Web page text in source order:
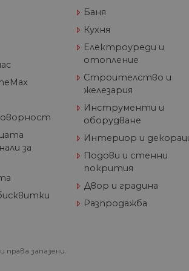
за
Баня
Кухня
Електроуреди и
отопление
Строителство и
железария
Инструменти и
оборудване
Интериор и
Подови и стенни
покрития
Двор и градина
Разпродажба
права запазени.
LLC
test_cookie
_fbp
_gcl_au